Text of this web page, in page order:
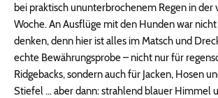
bei praktisch ununterbrochenem Regen in der
Woche. An Ausflüge mit den Hunden war
denken, denn hier ist alles im Matsch und
echte Bewährungsprobe – nicht nur für
Ridgebacks, sondern auch für Jacken, Hosen
Stiefel … aber dann: strahlend blauer Himmel